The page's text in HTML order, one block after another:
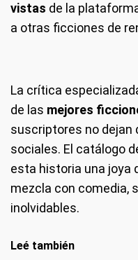
vistas de la
a otras ficciones de
La crítica
de las mejores
suscriptores no dejan
sociales. El catálogo
esta historia una joya
mezcla con comedia,
inolvidables.
Leé también